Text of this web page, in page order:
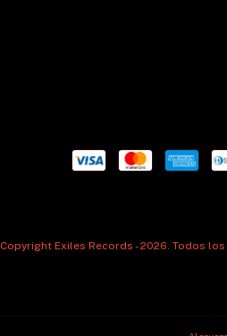
Copyright Exiles Records - 2026. Todos